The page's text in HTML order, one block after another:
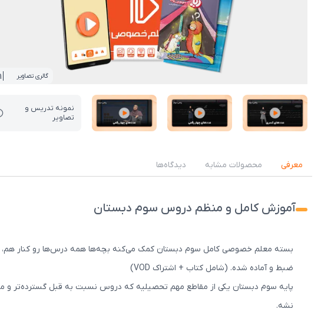
گالری تصاویر 1
نمونه تدریس‌ و
تصاویر
معرفی محصولات مشابه دیدگاه‌ها
آموزش کامل و منظم دروس سوم دبستان
بسته معلم خصوصی کامل سوم دبستان کمک می‌کنه بچه‌ها همه درس‌ها رو کنار هم،
ضبط و آماده شده. (شامل کتاب + اشتراک VOD)
پایه سوم دبستان یکی از مقاطع مهم تحصیلیه که دروس نسبت به قبل گسترده‌تر و
نشه.